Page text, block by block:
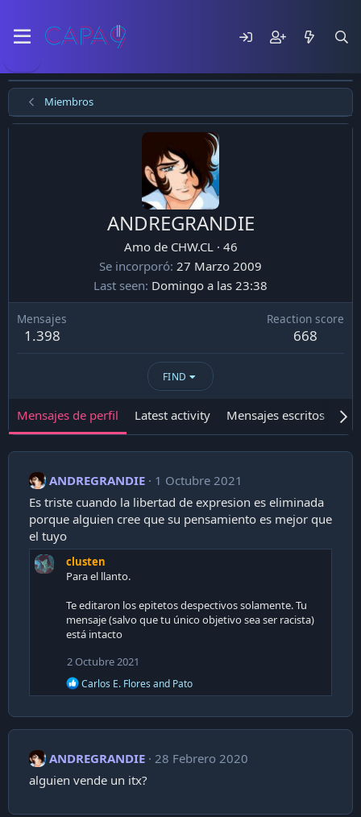
Miembros
ANDREGRANDIE
Amo de CHW.CL · 46
Se incorporó 27 Marzo 2009
Last seen Domingo a las 23:38
Mensajes
1.398
Reaction score
668
FIND
Mensajes de perfil Latest activity Mensajes escritos
ANDREGRANDIE
1 Octubre 2021
Es triste cuando la libertad de expresion es eliminada
porque alguien cree que su pensamiento es mejor que
el tuyo
clusten
Para el llanto.
Te editaron los epitetos despectivos solamente. Tu
mensaje (salvo que tu único objetivo sea ser racista)
está intacto
2 Octubre 2021
R
e
c
t
o
s
Carlos E. Flores and Pato
ANDREGRANDIE 28 Febrero 2020
alguien vende un itx?